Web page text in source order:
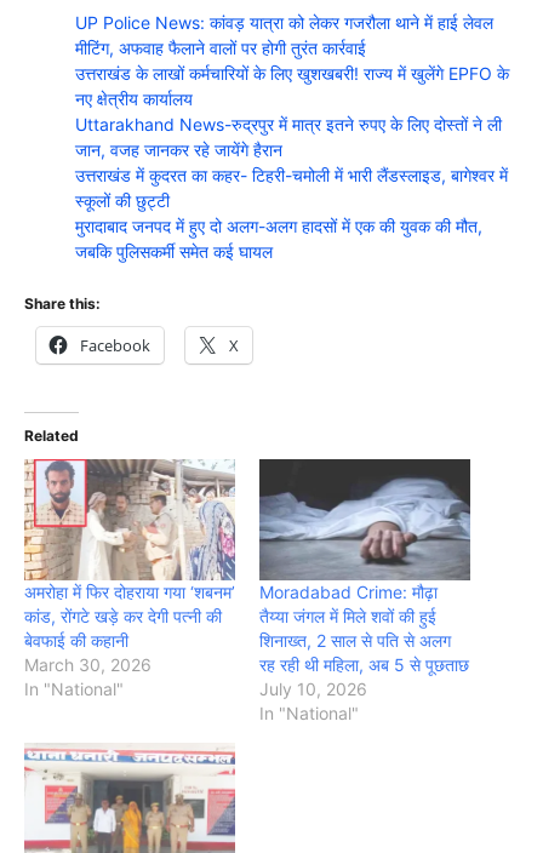
UP Police News: कांवड़ यात्रा को लेकर गजरौला थाने में हाई लेवल
मीटिंग, अफवाह फैलाने वालों पर होगी तुरंत कार्रवाई
उत्तराखंड के लाखों कर्मचारियों के लिए खुशखबरी! राज्य में खुलेंगे EPFO के
नए क्षेत्रीय कार्यालय
Uttarakhand News-रुद्रपुर में मात्र इतने रुपए के लिए दोस्तों ने ली
जान, वजह जानकर रहे जायेंगे हैरान
उत्तराखंड में कुदरत का कहर- टिहरी-चमोली में भारी लैंडस्लाइड, बागेश्वर में
स्कूलों की छुट्टी
मुरादाबाद जनपद में हुए दो अलग-अलग हादसों में एक की युवक की मौत,
जबकि पुलिसकर्मी समेत कई घायल
Share this:
Facebook X
Related
अमरोहा में फिर दोहराया गया ‘शबनम’
कांड, रोंगटे खड़े कर देगी पत्नी की
बेवफाई की कहानी
March 30, 2026
In "National"
Moradabad Crime: मौढ़ा
तैय्या जंगल में मिले शवों की हुई
शिनाख्त, 2 साल से पति से अलग
रह रही थी महिला, अब 5 से पूछताछ
July 10, 2026
In "National"